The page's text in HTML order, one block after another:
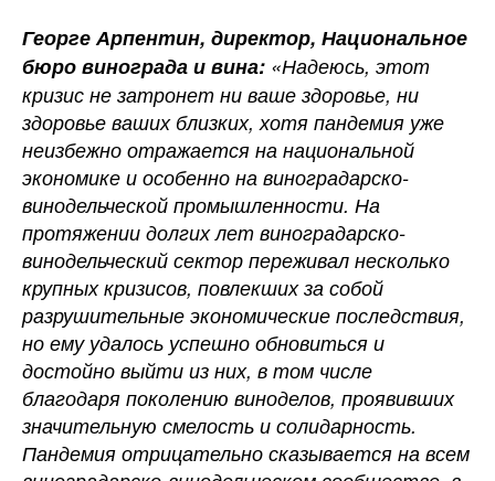
Георге Арпентин, директор, Национальное
бюро винограда и вина: «Надеюсь, этот
кризис не затронет ни ваше здоровье, ни
здоровье ваших близких, хотя пандемия уже
неизбежно отражается на национальной
экономике и особенно на виноградарско-
винодельческой промышленности. На
протяжении долгих лет виноградарско-
винодельческий сектор переживал несколько
крупных кризисов, повлекших за собой
разрушительные экономические последствия,
но ему удалось успешно обновиться и
достойно выйти из них, в том числе
благодаря поколению виноделов, проявивших
значительную смелость и солидарность.
Пандемия отрицательно сказывается на всем